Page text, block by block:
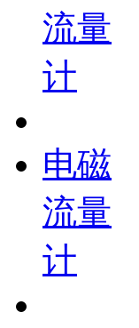
流量
计
电磁
流量
计